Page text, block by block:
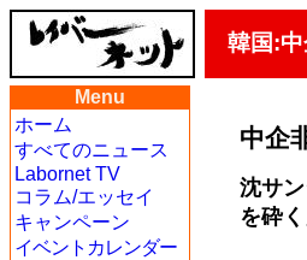
韓国:
Menu
ホーム
すべてのニュース
Labornet TV
コラム/エッセイ
キャンペーン
イベントカレンダー
中企
沈サ
を砕く